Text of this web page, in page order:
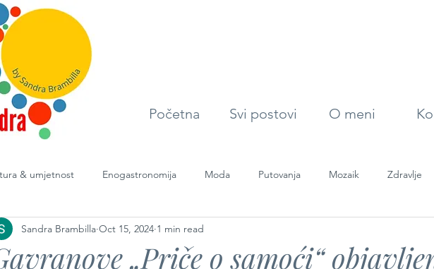
Početna Svi postovi O meni
& umjetnost Enogastronomija Moda Putovanja Mozaik Zdravlje
„Priče o samoći“
Sandra Brambilla Oct 15, 2024 1 min read